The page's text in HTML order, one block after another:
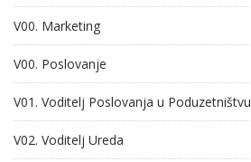
V00. Marketing
V00. Poslovanje
V01. Voditelj Poslovanja u Poduzetništvu
V02. Voditelj Ureda